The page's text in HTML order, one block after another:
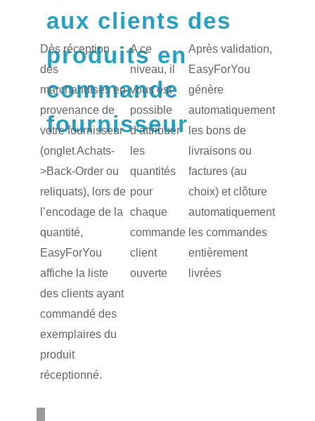
aux clients des
produits en
commande
fournisseur
Dès réception
des
marchandises en
provenance de
votre fournisseur
(onglet Achats-
>Back-Order ou
reliquats), lors de
l’encodage de la
quantité,
EasyForYou
affiche la liste
des clients ayant
commandé des
exemplaires du
produit
réceptionné.
A ce
niveau, il
vous est
possible
d’attribuer
les
quantités
pour
chaque
commande
client
ouverte
Après validation,
EasyForYou
génère
automatiquement
les bons de
livraisons ou
factures (au
choix) et clôture
automatiquement
les commandes
entièrement
livrées